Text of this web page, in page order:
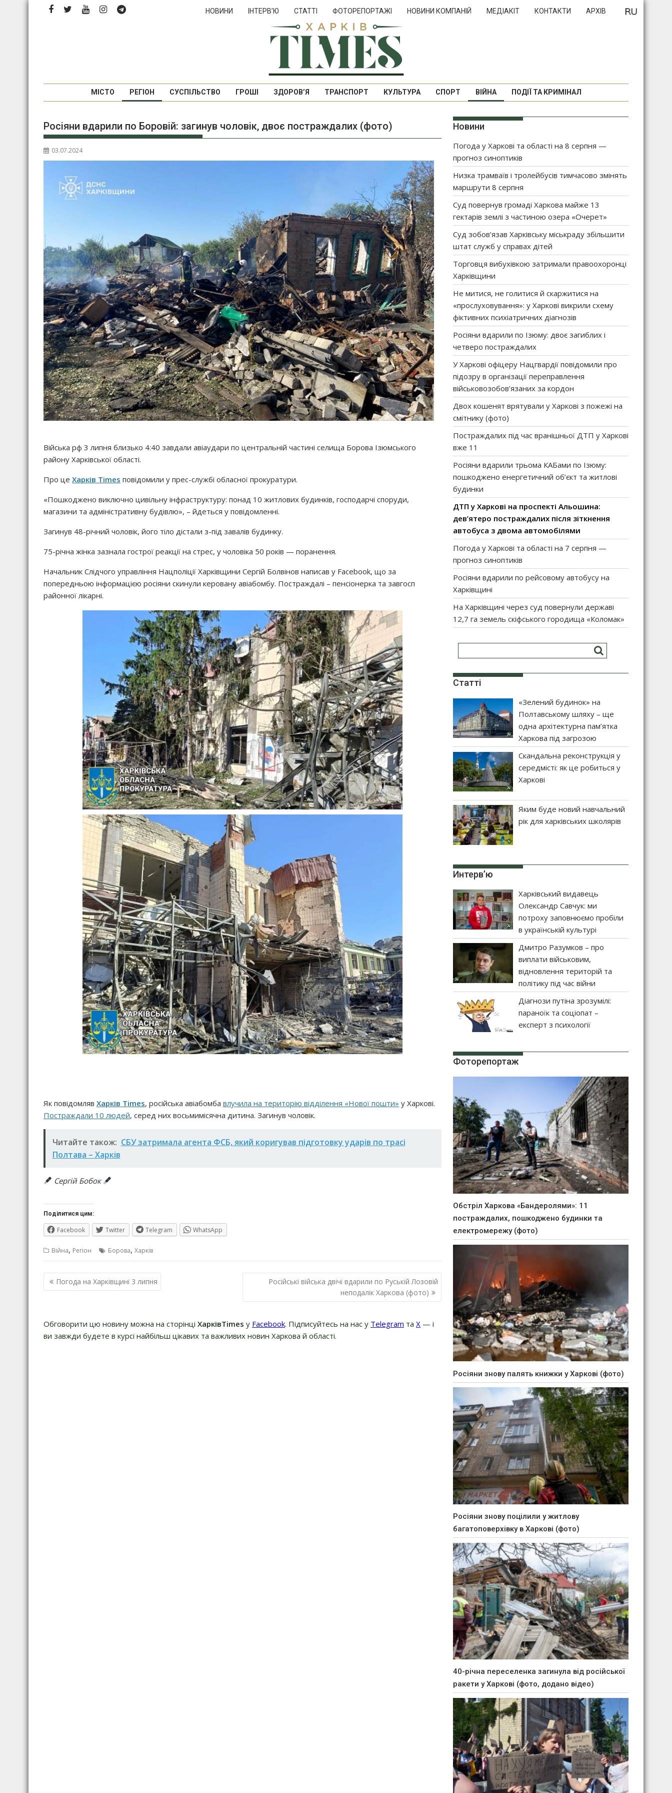
Перейти
НОВИНИ ІНТЕРВ’Ю СТАТТІ ФОТОРЕПОРТАЖІ НОВИНИ КОМПАНІЙ МЕДІАКІТ КОНТАКТИ АРХІВ
МІСТО РЕГІОН СУСПІЛЬСТВО ГРОШІ ЗДОРОВ’Я ТРАНСПОРТ КУЛЬТУРА СПОРТ ВІЙНА ПОДІЇ ТА КРИМІНАЛ
Росіяни вдарили по Боровій: загинув чоловік, двоє постраждалих (фото)
03.07.2024
Війська рф 3 липня близько 4:40 завдали авіаудари по центральній частині селища Борова Ізюмського
району Харківської області.
Про це Харків Times повідомили у прес-службі обласної прокуратури.
«Пошкоджено виключно цивільну інфраструктуру: понад 10 житлових будинків, господарчі споруди,
магазини та адміністративну будівлю», – йдеться у повідомленні.
Загинув 48-річний чоловік, його тіло дістали з-під завалів будинку.
75-річна жінка зазнала гострої реакції на стрес, у чоловіка 50 років — поранення.
Начальник Слідчого управління Нацполіції Харківщини Сергій Болвінов написав у Facebook, що за
попередньою інформацією росіяни скинули керовану авіабомбу. Постраждалі – пенсіонерка та завгосп
районної лікарні.
Як повідомляв Харків Times, російська авіабомба влучила на територію відділення «Нової пошти» у Харкові.
Постраждали 10 людей, серед них восьмимісячна дитина. Загинув чоловік.
Читайте також: СБУ затримала агента ФСБ, який коригував підготовку ударів по трасі
Полтава – Харків
Сергій Бобок
Поділитися цим:
Facebook Twitter Telegram WhatsApp
Війна, Регіон Борова, Харків
Навігація
записів
Погода на Харківщині 3 липня
Російські війська двічі вдарили по Руській Лозовій
неподалік Харкова (фото)
Обговорити цю новину можна на сторінці ХарківTimes у Facebook. Підписуйтесь на нас у Telegram та Х — і
ви завжди будете в курсі найбільш цікавих та важливих новин Харкова й області.
Новини
Погода у Харкові та області на 8 серпня —
прогноз синоптиків
Низка трамваїв і тролейбусів тимчасово змінять
маршрути 8 серпня
Суд повернув громаді Харкова майже 13
гектарів землі з частиною озера «Очерет»
Суд зобов’язав Харківську міськраду збільшити
штат служб у справах дітей
Торговця вибухівкою затримали правоохоронці
Харківщини
Не митися, не голитися й скаржитися на
«прослуховування»: у Харкові викрили схему
фіктивних психіатричних діагнозів
Росіяни вдарили по Ізюму: двоє загиблих і
четверо постраждалих
У Харкові офіцеру Нацгвардії повідомили про
підозру в організації переправлення
військовозобов’язаних за кордон
Двох кошенят врятували у Харкові з пожежі на
смітнику (фото)
Постраждалих під час вранішньої ДТП у Харкові
вже 11
Росіяни вдарили трьома КАБами по Ізюму:
пошкоджено енергетичний об’єкт та житлові
будинки
ДТП у Харкові на проспекті Альошина:
дев’ятеро постраждалих після зіткнення
автобуса з двома автомобілями
Погода у Харкові та області на 7 серпня —
прогноз синоптиків
Росіяни вдарили по рейсовому автобусу на
Харківщині
На Харківщині через суд повернули державі
12,7 га земель скіфського городища «Коломак»
Статті
«Зелений будинок» на
Полтавському шляху – ще
одна архітектурна пам’ятка
Харкова під загрозою
Скандальна реконструкція у
середмісті: як це робиться у
Харкові
Яким буде новий навчальний
рік для харківських школярів
Интерв’ю
Харківський видавець
Олександр Савчук: ми
потроху заповнюємо пробіли
в українській культурі
Дмитро Разумков – про
виплати військовим,
відновлення територій та
політику під час війни
Діагнози путіна зрозумілі:
параноїк та соціопат –
експерт з психології
Фоторепортаж
Обстріл Харкова «Бандеролями»: 11
постраждалих, пошкоджено будинки та
електромережу (фото)
Росіяни знову палять книжки у Харкові (фото)
Росіяни знову поцілили у житлову
багатоповерхівку в Харкові (фото)
40-річна переселенка загинула від російської
ракети у Харкові (фото, додано відео)